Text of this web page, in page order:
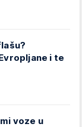
i te
voze u